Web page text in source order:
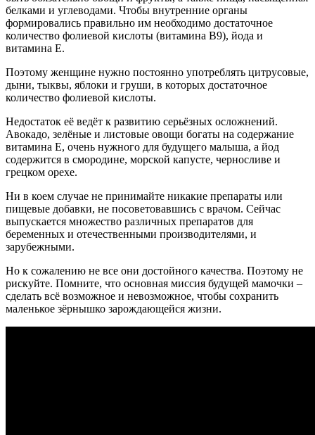
белками и углеводами. Чтобы внутренние органы
формировались правильно им необходимо достаточное
количество фолиевой кислоты (витамина В9), йода и
витамина Е.
Поэтому женщине нужно постоянно употреблять цитрусовые,
дыни, тыквы, яблоки и груши, в которых достаточное
количество фолиевой кислоты.
Недостаток её ведёт к развитию серьёзных осложнений.
Авокадо, зелёные и листовые овощи богаты на содержание
витамина Е, очень нужного для будущего малыша, а йод
содержится в смородине, морской капусте, черносливе и
грецком орехе.
Ни в коем случае не принимайте никакие препараты или
пищевые добавки, не посоветовавшись с врачом. Сейчас
выпускается множество различных препаратов для
беременных и отечественными производителями, и
зарубежными.
Но к сожалению не все они достойного качества. Поэтому не
рискуйте. Помните, что основная миссия будущей мамочки –
сделать всё возможное и невозможное, чтобы сохранить
маленькое зёрнышко зарождающейся жизни.